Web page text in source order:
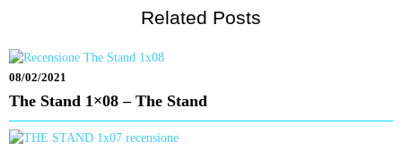
Related Posts
08/02/2021
The Stand 1×08 – The Stand